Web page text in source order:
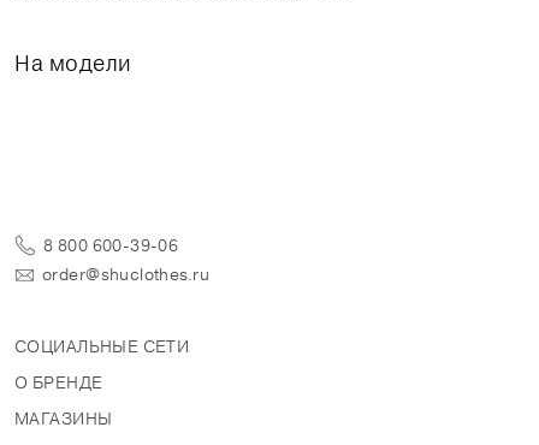
На модели
8 800 600-39-06
order@shuclothes.ru
СОЦИАЛЬНЫЕ СЕТИ
О БРЕНДЕ
МАГАЗИНЫ